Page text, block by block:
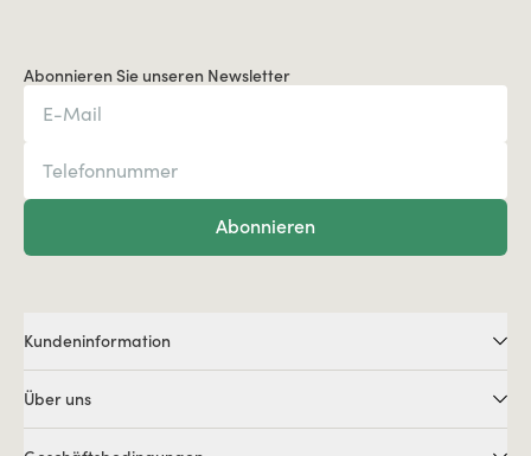
Abonnieren Sie unseren Newsletter
Abonnieren
Kundeninformation
Über uns